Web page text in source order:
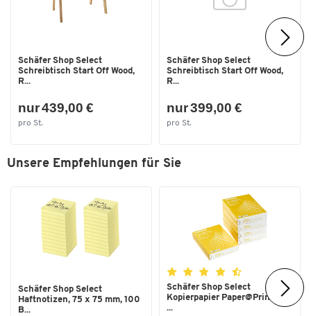
Schäfer Shop Select
Schreibtisch Start Off Wood,
R...
nur 439,00 €
pro St.
Schäfer Shop Select
Schreibtisch Start Off Wood,
R...
nur 399,00 €
pro St.
Unsere Empfehlungen für Sie
Schäfer Shop Select
Haftnotizen, 75 x 75 mm, 100
B...
Schäfer Shop Select
Kopierpapier Paper@Print, DIN
...